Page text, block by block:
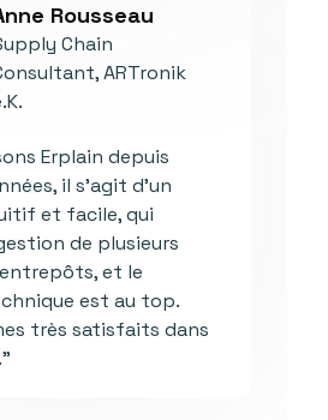
Rousseau
Chain
ARTronik
Erplain depuis
il s'agit d'un
et facile, qui
de plusieurs
et le
est au top.
très satisfaits dans